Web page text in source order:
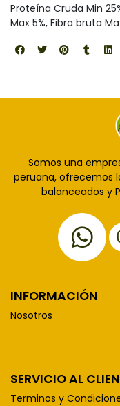
Proteína Cruda Min
Max 5%, Fibra bruta
Somos una
peruana, ofrecemos
balanceados y
INFORMACIÓN
Nosotros
SERVICIO AL
Terminos y